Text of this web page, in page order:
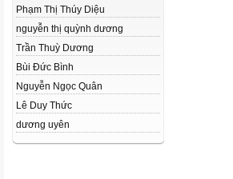
Phạm Thị Thúy Diệu
nguyễn thị quỳnh dương
Trần Thuỳ Dương
Bùi Đức Bình
Nguyễn Ngọc Quân
Lê Duy Thức
dương uyên